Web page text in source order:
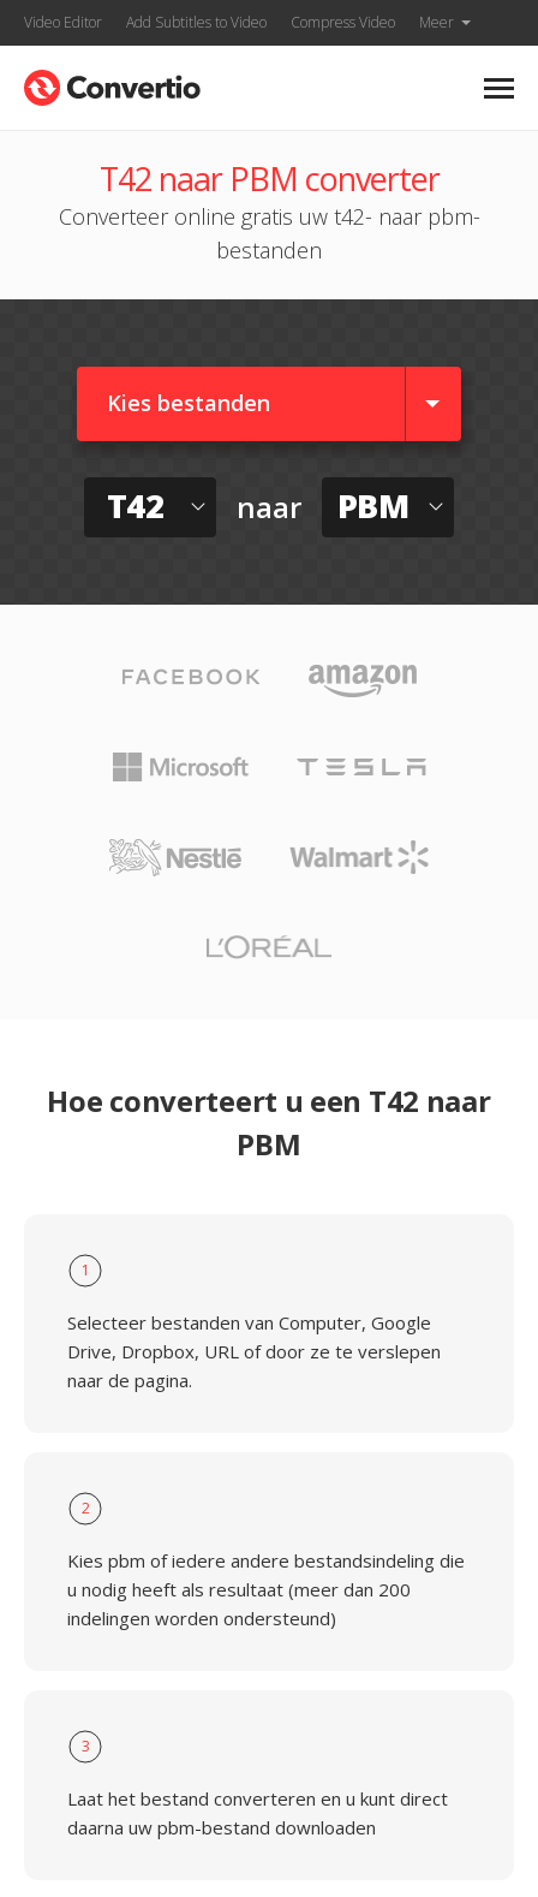
Video Editor Add Subtitles to Video Compress Video Meer
T42 naar PBM converter
Converteer online gratis uw t42- naar pbm-
bestanden
Kies bestanden
T42 naar PBM
Hoe converteert u een T42 naar
PBM
1
Selecteer bestanden van Computer, Google
Drive, Dropbox, URL of door ze te verslepen
naar de pagina.
2
Kies pbm of iedere andere bestandsindeling die
u nodig heeft als resultaat (meer dan 200
indelingen worden ondersteund)
3
Laat het bestand converteren en u kunt direct
daarna uw pbm-bestand downloaden